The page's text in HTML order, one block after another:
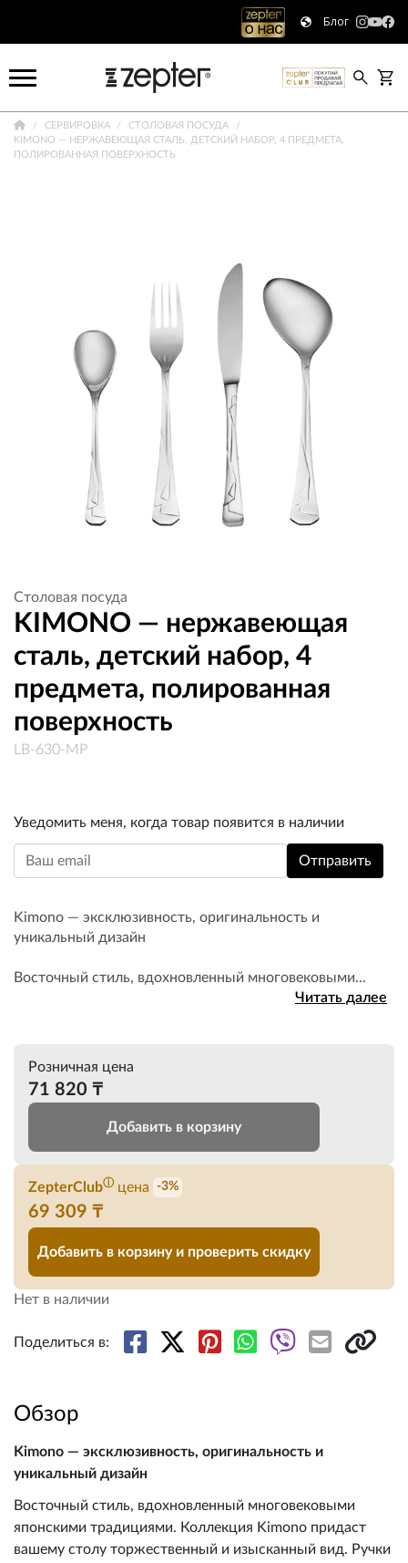
Блог
СЕРВИРОВКА
СТОЛОВАЯ ПОСУДА
KIMONO — НЕРЖАВЕЮЩАЯ СТАЛЬ, ДЕТСКИЙ НАБОР, 4 ПРЕДМЕТА,
ПОЛИРОВАННАЯ ПОВЕРХНОСТЬ
Столовая посуда
KIMONO — нержавеющая
сталь, детский набор, 4
предмета, полированная
поверхность
LB-630-MP
Уведомить меня, когда товар появится в наличии
Kimono — эксклюзивность, оригинальность и
уникальный дизайн
Восточный стиль, вдохновленный многовековыми...
Читать далее
Розничная цена
71 820 ₸
Добавить в корзину
ZepterClubⓘ цена -3%
69 309 ₸
Добавить в корзину и проверить скидку
Нет в наличии
Поделиться в:
Обзор
Kimono — эксклюзивность, оригинальность и
уникальный дизайн
Восточный стиль, вдохновленный многовековыми
японскими традициями. Коллекция Kimono придаст
вашему столу торжественный и изысканный вид. Ручки